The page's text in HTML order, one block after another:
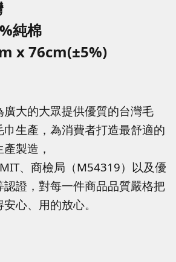
純棉
x 76cm(±5%)
大的大眾提供優質的台灣毛
生產，為消費者打造最舒適的
製造，
、商檢局（M54319）以及優
認證，對每一件商品品質嚴格把
心、用的放心。